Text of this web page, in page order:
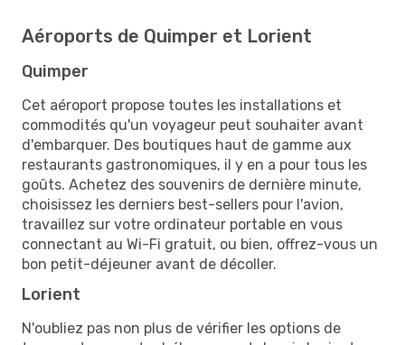
Aéroports de Quimper et Lorient
Quimper
Cet aéroport propose toutes les installations et
commodités qu'un voyageur peut souhaiter avant
d'embarquer. Des boutiques haut de gamme aux
restaurants gastronomiques, il y en a pour tous les
goûts. Achetez des souvenirs de dernière minute,
choisissez les derniers best-sellers pour l'avion,
travaillez sur votre ordinateur portable en vous
connectant au Wi-Fi gratuit, ou bien, offrez-vous un
bon petit-déjeuner avant de décoller.
Lorient
N'oubliez pas non plus de vérifier les options de